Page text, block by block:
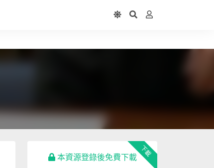
下載
本資源登錄後免費下載